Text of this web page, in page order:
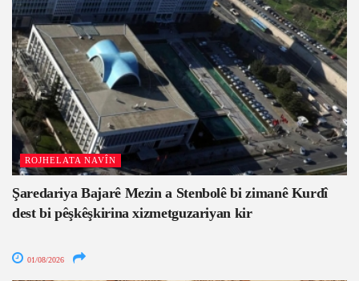
ROJHELATA NAVÎN
Şaredariya Bajarê Mezin a Stenbolê bi zimanê Kurdî
dest bi pêşkêşkirina xizmetguzariyan kir
01/08/2026